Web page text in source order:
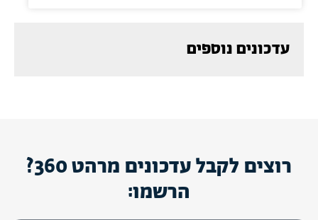
עדכונים נוספים
רוצים לקבל עדכונים מרהט 360?
הרשמו: